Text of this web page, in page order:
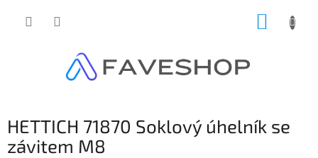
HETTICH 71870 Soklový úhelník se
závitem M8